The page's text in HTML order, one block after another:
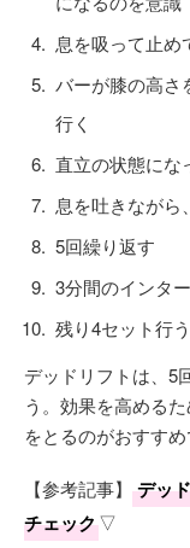
息を吸って止め
バーが膝の高さ
行く
直立の状態にな
息を吐きながら
5回繰り返す
3分間のインタ
残り4セット行う
デッドリフトは、5
う。効果を高める
をとるのがおすすめ
【参考記事】
デッ
チェック▽